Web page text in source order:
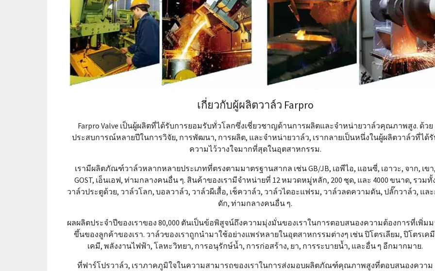
เกี่ยวกับผู้ผลิตวาล์ว Farpro
Farpro Valve เป็นผู้ผลิตที่ได้รับการยอมรับทั่วโลกซึ่งเชี่ยวชาญด้านการผลิตและจำหน่ายวาล์วคุณภาพสูง. ด้วย
ประสบการณ์หลายปีในการวิจัย, การพัฒนา, การผลิต, และจำหน่ายวาล์ว, เรากลายเป็นหนึ่งในผู้ผลิตวาล์วที่ได้รั
ความไว้วางใจมากที่สุดในอุตสาหกรรม.
เรามีผลิตภัณฑ์วาล์วหลากหลายประเภทที่ตรงตามมาตรฐานสากล เช่น GB/JB, เอพีไอ, แอนซี่, เอาวะ, จาก, เขา,
GOST, เอ็นเอฟ, ท่ามกลางคนอื่น ๆ. สินค้าของเรามีจำหน่ายที่ 12 หมวดหมู่หลัก, 200 ชุด, และ 4000 ขนาด, รวมทั้
วาล์วประตูด้วย, วาล์วโลก, บอลวาล์ว, วาล์วผีเสื้อ, เช็ควาล์ว, วาล์วไดอะแฟรม, วาล์วลดความดัน, ปลั๊กวาล์ว, แล
ดัก, ท่ามกลางคนอื่น ๆ.
ผลผลิตประจำปีของเราของ 80,000 ตันเป็นข้อพิสูจน์ถึงความมุ่งมั่นของเราในการตอบสนองความต้องการที่เพิ่ม
ขึ้นของลูกค้าของเรา. วาล์วของเราถูกนำมาใช้อย่างแพร่หลายในอุตสาหกรรมต่างๆ เช่น ปิโตรเลียม, ปิโตรเค
เคมี, พลังงานไฟฟ้า, โลหะวิทยา, การอนุรักษ์น้ำ, การก่อสร้าง, ยา, การระบายน้ำ, และอื่น ๆ อีกมากมาย.
ที่ฟาร์โปรวาล์ว, เราภาคภูมิใจในความสามารถของเราในการส่งมอบผลิตภัณฑ์คุณภาพสูงที่ตอบสนองความ